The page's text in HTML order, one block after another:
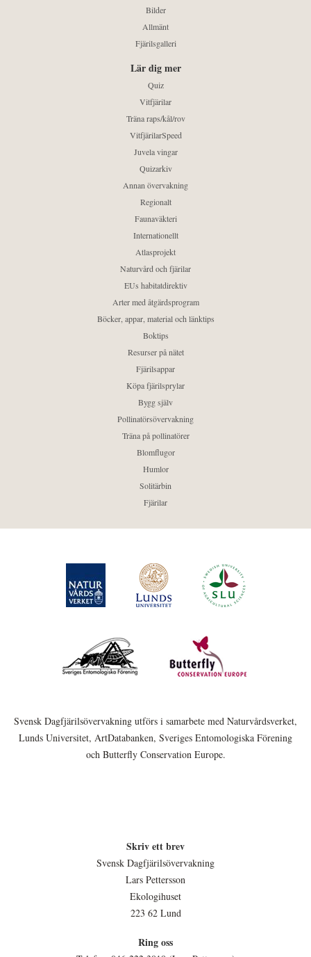
Bilder
Allmänt
Fjärilsgalleri
Lär dig mer
Quiz
Vitfjärilar
Träna raps/kål/rov
VitfjärilarSpeed
Juvela vingar
Quizarkiv
Annan övervakning
Regionalt
Faunaväkteri
Internationellt
Atlasprojekt
Naturvård och fjärilar
EUs habitatdirektiv
Arter med åtgärdsprogram
Böcker, appar, material och länktips
Boktips
Resurser på nätet
Fjärilsappar
Köpa fjärilsprylar
Bygg själv
Pollinatörsövervakning
Träna på pollinatörer
Blomflugor
Humlor
Solitärbin
Fjärilar
Svensk Dagfjärilsövervakning utförs i samarbete med Naturvårdsverket,
Lunds Universitet, ArtDatabanken, Sveriges Entomologiska Förening
och Butterfly Conservation Europe.
Skriv ett brev
Svensk Dagfjärilsövervakning
Lars Pettersson
Ekologihuset
223 62 Lund
Ring oss